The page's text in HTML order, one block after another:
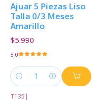
Ajuar 5 Piezas Liso
Talla 0/3 Meses
Amarillo
$5.990
5.0
Cantidad
T135 |